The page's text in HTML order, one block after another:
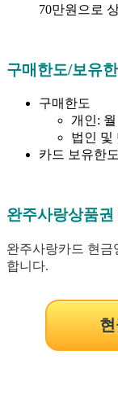
70만원으로
구매한도/보유
구매한도
개인:
법인 및
카드 보유한
완주사랑상품
완주사랑카드 현금
합니다.